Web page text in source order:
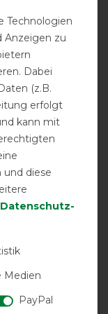
hatte für
Technologien
Anzeigen zu
Dabei
(z.B.
erfolgt
kann mit
diese
Daten­schutz­
Medien
PayPal